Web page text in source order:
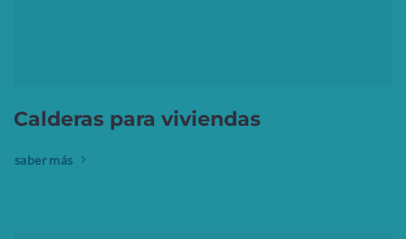
Calderas para viviendas
saber más